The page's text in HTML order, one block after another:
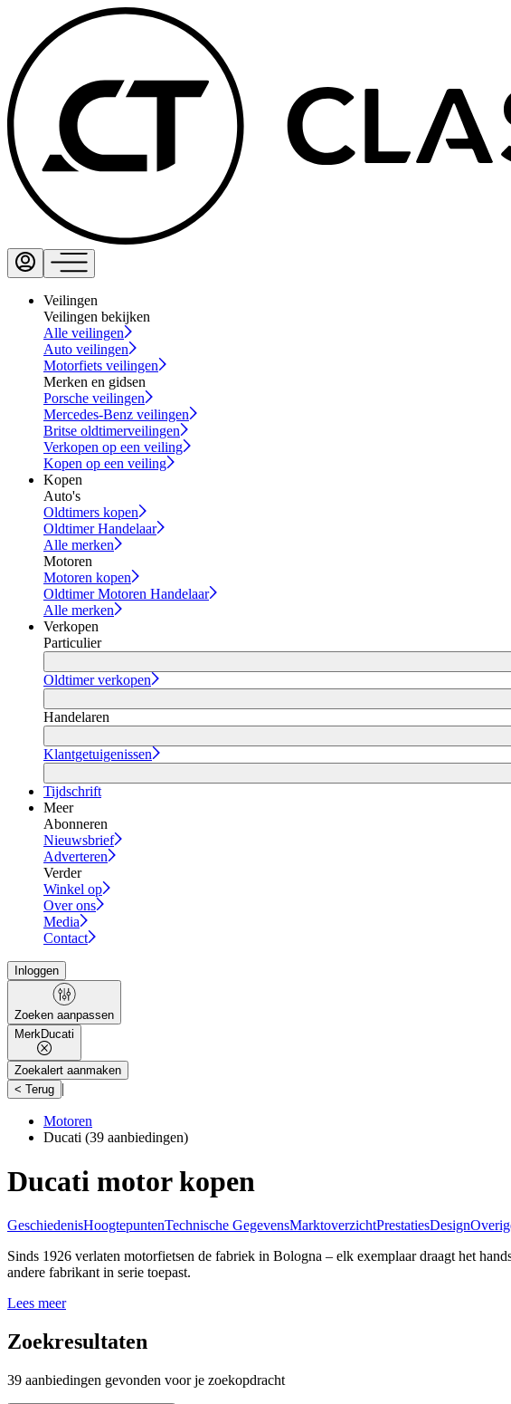
Veilingen
Veilingen bekijken
Alle veilingen
Auto veilingen
Motorfiets veilingen
Merken en gidsen
Porsche veilingen
Mercedes-Benz veilingen
Britse oldtimerveilingen
Verkopen op een veiling
Kopen op een veiling
Kopen
Auto's
Oldtimers kopen
Oldtimer Handelaar
Alle merken
Motoren
Motoren kopen
Oldtimer Motoren Handelaar
Alle merken
Verkopen
Particulier
Oldtimer verkopen
Handelaren
Klantgetuigenissen
Tijdschrift
Meer
Abonneren
Nieuwsbrief
Adverteren
Verder
Winkel op
Over ons
Media
Contact
Inloggen
Zoeken aanpassen
MerkDucati
Zoekalert aanmaken
< Terug |
Motoren
Ducati (39 aanbiedingen)
Ducati motor kopen
GeschiedenisHoogtepuntenTechnische GegevensMarktoverzichtPrestatiesDesign
Sinds 1926 verlaten motorfietsen de fabriek in Bologna – elk exemplaar draagt het
andere fabrikant in serie toepast.
Lees meer
Zoekresultaten
39 aanbiedingen gevonden voor je zoekopdracht